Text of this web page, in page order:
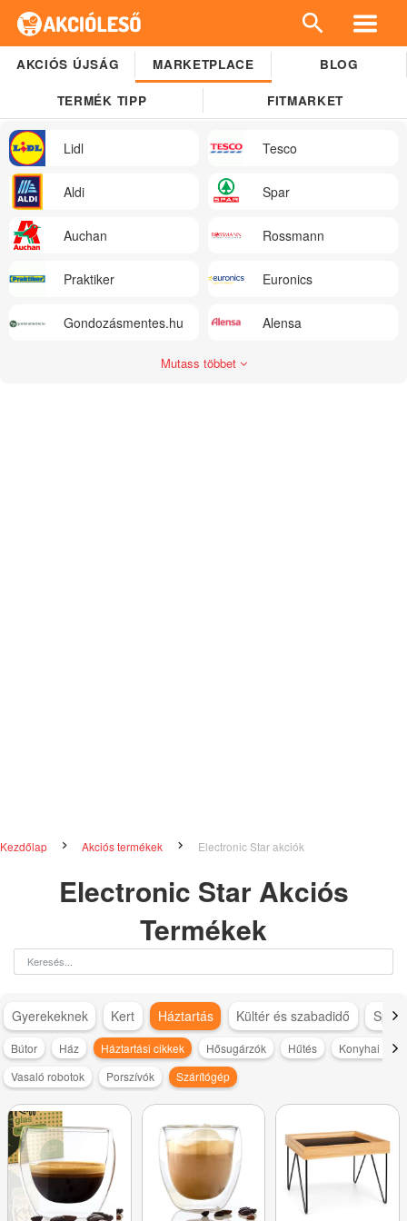
AKCIÓS ÚJSÁG MARKETPLACE BLOG
TERMÉK TIPP FITMARKET
Lidl Tesco
Aldi Spar
Auchan Rossmann
Praktiker Euronics
Gondozásmentes.hu Alensa
Mutass többet
Kezdőlap Akciós termékek Electronic Star akciók
Electronic Star Akciós
Termékek
Gyerekeknek Kert Háztartás Kültér és szabadidő
Bútor Ház Háztartási cikkek Hősugárzók Hűtés
Konyhai
Vasaló robotok
Porszívók Szárítógép